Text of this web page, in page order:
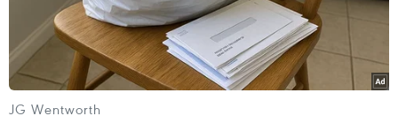
JG Wentworth